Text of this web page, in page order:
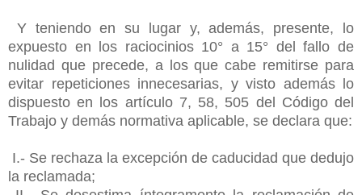
Y teniendo en su lugar y, además, presente, lo
expuesto en los raciocinios 10° a 15° del fallo de
nulidad que precede, a los que cabe remitirse para
evitar repeticiones innecesarias, y visto además lo
dispuesto en los artículo 7, 58, 505 del Código del
Trabajo y demás normativa aplicable, se declara que:
I.- Se rechaza la excepción de caducidad que dedujo
la reclamada;